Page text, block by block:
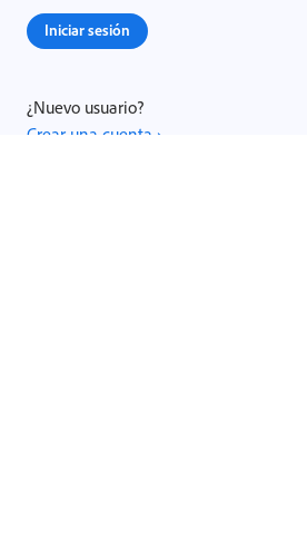
Iniciar sesión
¿Nuevo usuario?
Crear una cuenta ›